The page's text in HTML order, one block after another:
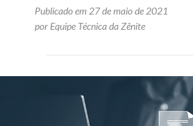
Zênite in Company
Diferenciais
Receba por RSS
Publicado em 27 de maio de 2021
por Equipe Técnica da Zênite